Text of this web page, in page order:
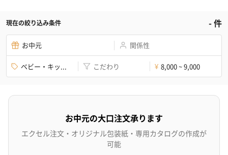
現在の絞り込み条件 -件
お中元 関係性
ベビー・キッ... こだわり ¥ 8,000 ~ 9,000
お中元の大口注文承ります
エクセル注文・オリジナル包装紙・専用カタログの作成が
可能